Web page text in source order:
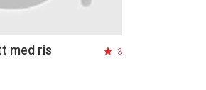
med ris 3